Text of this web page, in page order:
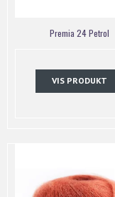
Premia 24 Petrol
VIS PRODUKT